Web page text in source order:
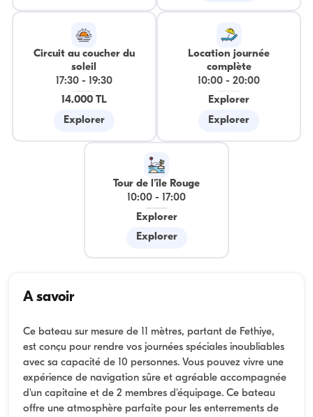
Circuit au coucher du
soleil
17:30-
19:30
14.000 TL
Explorer
Location journée
complète
10:00 -20:00
Explorer
Explorer
Tour de l'île Rouge
10:00 - 17:00
Explorer
Explorer
A savoir
Ce bateau sur mesure de 11 mètres, partant de Fethiye,
est conçu pour rendre vos journées spéciales inoubliables
avec sa capacité de 10 personnes. Vous pouvez vivre une
expérience de navigation sûre et agréable accompagnée
d'un capitaine et de 2 membres d'équipage. Ce bateau
offre une atmosphère parfaite pour les enterrements de